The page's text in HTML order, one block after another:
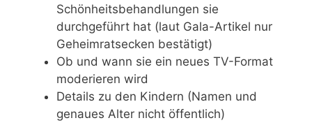
Schönheitsbehandlungen sie
durchgeführt hat (laut Gala-Artikel nur
Geheimratsecken bestätigt)
Ob und wann sie ein neues TV-Format
moderieren wird
Details zu den Kindern (Namen und
genaues Alter nicht öffentlich)